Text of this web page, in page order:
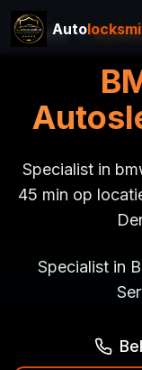
Auto
Home
Specialist in
45 min op
Specialist in